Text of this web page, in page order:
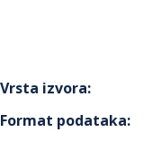
Vrsta izvora:
Format podataka: